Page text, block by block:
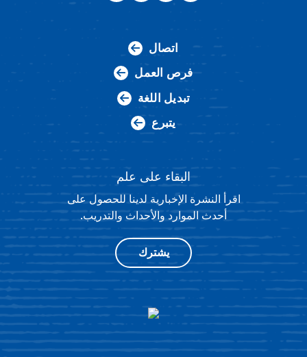
اتصال
فرص العمل
تبديل اللغة
يتبرع
البقاء على علم
اقرأ النشرة الإخبارية لدينا للحصول على
أحدث الموارد والأحداث والتدريب.
يشترك